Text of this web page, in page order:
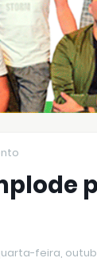
feira,